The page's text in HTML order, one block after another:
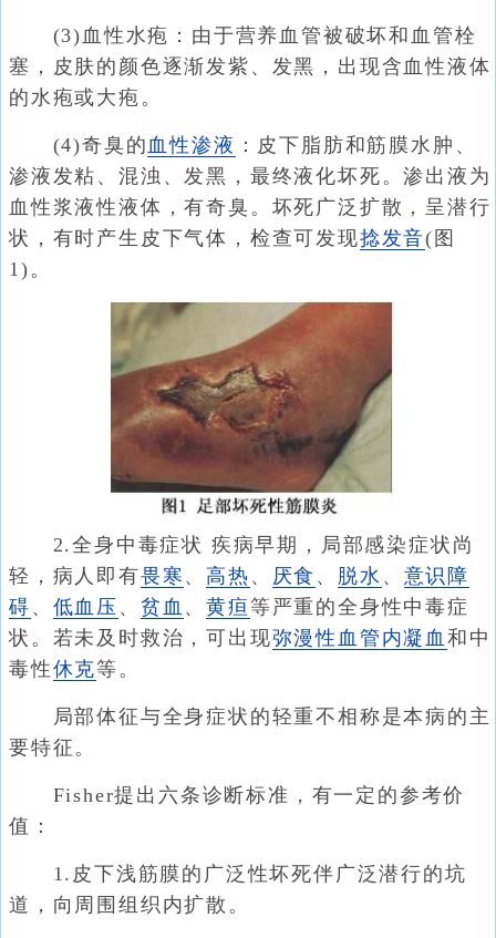
(3)血性水疱：由于营养血管被破坏和血管栓
塞，皮肤的颜色逐渐发紫、发黑，出现含血性液体
的水疱或大疱。
(4)奇臭的 血性渗液 ：皮下脂肪和筋膜水肿、
渗液发粘、混浊、发黑，最终液化坏死。渗出液为
血性浆液性液体，有奇臭。坏死广泛扩散，呈潜行
状，有时产生皮下气体，检查可发现捻发音(图
1)。
2.全身中毒症状 疾病早期，局部感染症状尚
轻，病人即有畏寒 、高热 、 厌食 、 脱水 、 意识障
碍 、 低血压 、 贫血 、黄疸等严重的全身性中毒症
状。若未及时救治，可出现弥漫性血管内凝血和中
毒性休克等。
局部体征与全身症状的轻重不相称是本病的主
要特征。
Fisher提出六条诊断标准，有一定的参考价
值：
1.皮下浅筋膜的广泛性坏死伴广泛潜行的坑
道，向周围组织内扩散。